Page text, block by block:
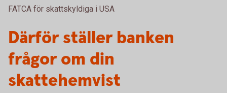
FATCA för skattskyldiga i USA
Därför ställer banken
frågor om din
skattehemvist